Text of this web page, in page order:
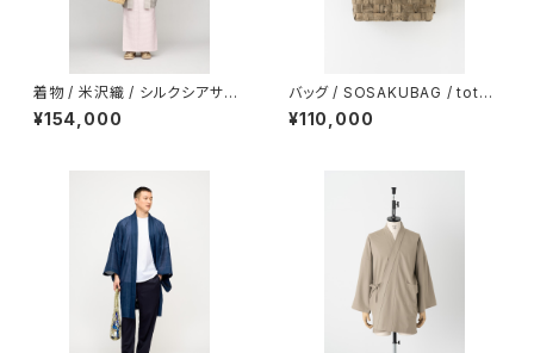
着物 / 米沢織 / シルクシアサッ
カー / 平織サテン / ASH PINK
（With tailoring）
¥154,000
バッグ / SOSAKUBAG / toto
(トート) / 栗 / GRAY（winsto
n）
¥110,000